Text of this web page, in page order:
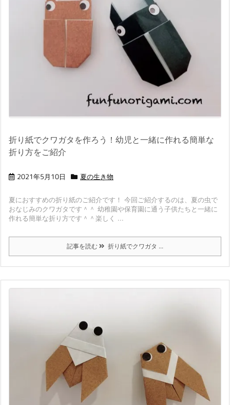
折り紙でクワガタを作ろう！幼児と一緒に作れる簡単な
折り方をご紹介
2021年5月10日 夏の生き物
夏におすすめの折り紙のご紹介です！ 今回ご紹介するのは、夏の虫で
おなじみのクワガタです＾＾ 幼稚園や保育園に通う子供たちと一緒に
作れる簡単な折り方です＾＾楽しく ...
記事を読む 折り紙でクワガタ ...